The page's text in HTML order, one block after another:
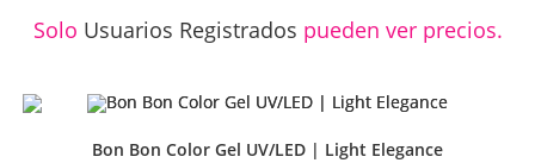
Solo Usuarios Registrados pueden ver precios.
Bon Bon Color Gel UV/LED | Light Elegance